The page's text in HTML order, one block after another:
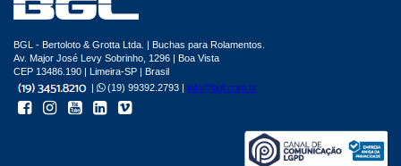
BGL - Bertoloto & Grotta Ltda. | Buchas para Rolamentos.
Av. Major José Levy Sobrinho, 1296 | Boa Vista
CEP 13486.190 | Limeira-SP | Brasil
|
(19) 99392.2793 | info@bgl.com.br